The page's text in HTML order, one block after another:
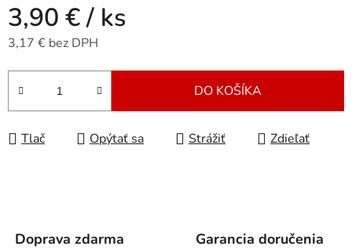
3,90 €/ ks
3,17 € bez DPH
Jednotková cena:
DO KOŠÍKA
Tlač Opýtať sa Strážiť Zdieľať
Doprava zdarma Garancia doručenia